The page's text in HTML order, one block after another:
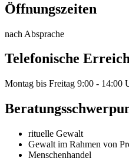
Öffnungszeiten
nach Absprache
Telefonische
Montag bis Freitag 9:00 - 14:00
rituelle Gewalt
Gewalt im Rahmen von
Menschenhandel